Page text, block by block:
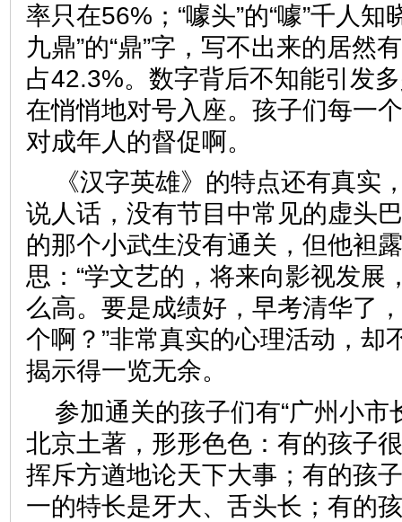
率只在56%；“噱头”的“噱”千人知
九鼎”的“鼎”字，写不出来的居然
占42.3%。数字背后不知能引发
在悄悄地对号入座。孩子们每一
对成年人的督促啊。
《汉字英雄》的特点还有真实
说人话，没有节目中常见的虚头
的那个小武生没有通关，但他袒
思：“学文艺的，将来向影视发展
么高。要是成绩好，早考清华了
个啊？”非常真实的心理活动，却
揭示得一览无余。
参加通关的孩子们有“广州小市
北京土著，形形色色：有的孩子
挥斥方遒地论天下大事；有的孩
一的特长是牙大、舌头长；有的